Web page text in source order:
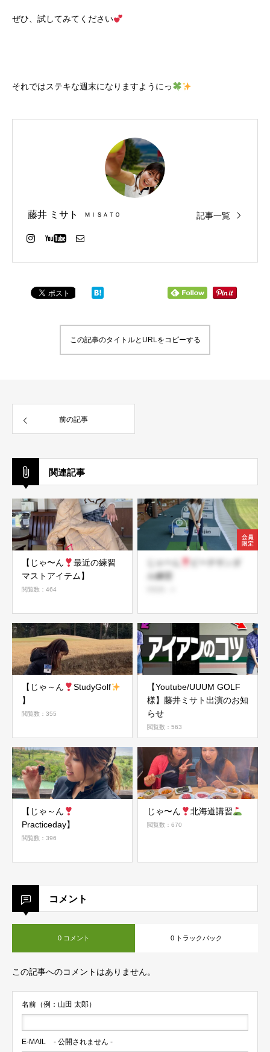
ぜひ、試してみてください
それではステキな週末になりますようにっ
藤井 ミサト ＭＩＳＡＴＯ 記事一覧
この記事のタイトルとURLをコピーする
前の記事
関連記事
【じゃ〜ん
最近の練習
マストアイテム】
閲覧数：464
ル練習
【じゃ～ん
StudyGolf
】
閲覧数：355
【Youtube/UUUM GOLF
様】藤井ミサト出演のお知
らせ
閲覧数：563
【じゃ～ん
Practiceday】
閲覧数：396
じゃ〜ん 北海道講習
閲覧数：670
コメント
0 コメント 0 トラックバック
この記事へのコメントはありません。
名前（例：山田 太郎）
E-MAIL - 公開されません -